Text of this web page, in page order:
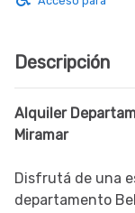
Descripción
Alquiler
Miramar
Disfrutá de una
departamento